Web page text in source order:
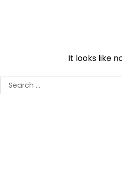
It looks like
Search
for: